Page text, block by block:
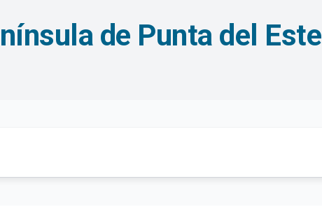
de Punta del Este